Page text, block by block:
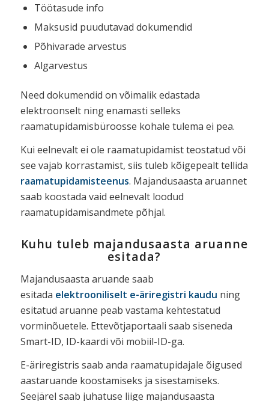
Töötasude info
Maksusid puudutavad dokumendid
Põhivarade arvestus
Algarvestus
Need dokumendid on võimalik edastada
elektroonselt ning enamasti selleks
raamatupidamisbüroosse kohale tulema ei pea.
Kui eelnevalt ei ole raamatupidamist teostatud või
see vajab korrastamist, siis tuleb kõigepealt tellida
raamatupidamisteenus. Majandusaasta aruannet
saab koostada vaid eelnevalt loodud
raamatupidamisandmete põhjal.
Kuhu tuleb majandusaasta aruanne
esitada?
Majandusaasta aruande saab
esitada elektrooniliselt e-äriregistri kaudu ning
esitatud aruanne peab vastama kehtestatud
vorminõuetele. Ettevõtjaportaali saab siseneda
Smart-ID, ID-kaardi või mobiil-ID-ga.
E-äriregistris saab anda raamatupidajale õigused
aastaruande koostamiseks ja sisestamiseks.
Seejärel saab juhatuse liige majandusaasta